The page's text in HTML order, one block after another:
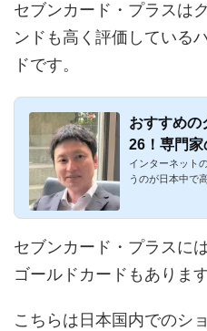
セブンカード・プラスは
ンドも高く評価している
ドです。
おすすめの
26！専門
インターネット
うのが日本中で
セブンカード・プラスに
ゴールドカードもあります
こちらは日本国内でのシ